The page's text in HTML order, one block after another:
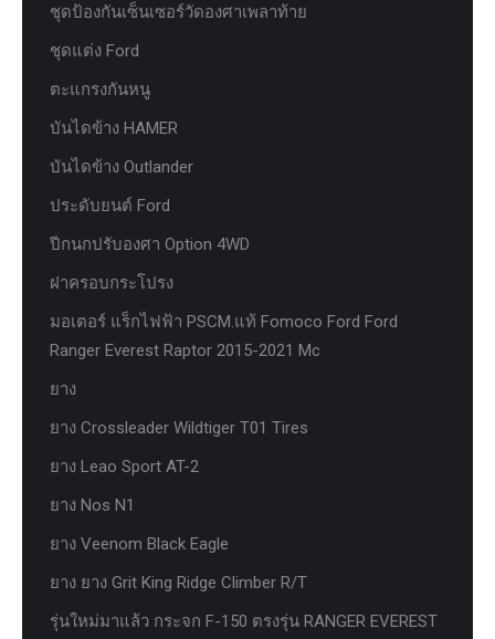
ชุดป้องกันเซ็นเซอร์วัดองศาเพลาท้าย
ชุดแต่ง Ford
ตะแกรงกันหนู
บันไดข้าง HAMER
บันไดข้าง Outlander
ประดับยนต์ Ford
ปีกนกปรับองศา Option 4WD
ฝาครอบกระโปรง
มอเตอร์ แร็กไฟฟ้า PSCM.แท้ Fomoco Ford Ford
Ranger Everest Raptor 2015-2021 Mc
ยาง
ยาง Crossleader Wildtiger T01 Tires
ยาง Leao Sport AT-2
ยาง Nos N1
ยาง Veenom Black Eagle
ยาง ยาง Grit King Ridge Climber R/T
รุ่นใหม่มาแล้ว กระจก F-150 ตรงรุ่น RANGER EVEREST